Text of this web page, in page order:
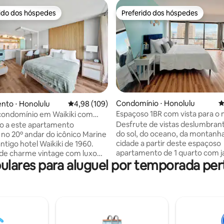
de 5, 110 avaliações
preferidos dos hóspedes
dos hóspedes
⋅ Honolulu 4,98 de uma avaliação média de 5, 109
4,98 (109)
em Waikiki com
e estacionamento
a este apartamento
20º andar do icônico Marine
hotel Waikiki de 1960.
charme vintage com luxo
uma vista parcial do
subterrâneo
e praias de classe mundial
Preferido dos hóspedes
Preferido dos hóspedes
Condomínio ⋅ Honolulu
Espaçoso 1BR com vista para
do sol e estacionamento
Desfrute de vistas
do sol, do oceano, da
cidade a partir deste espaçoso
apartamento de 1 quarto com
chão ao teto. Relaxe com
estacionamento seguro
explore o histórico Palácio
para aluguel por temporada